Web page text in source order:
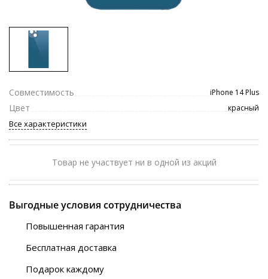
Совместимость iPhone 14 Plus
Цвет красный
Все характеристики
Товар не участвует ни в одной из акций
Выгодные условия сотрудничества
Повышенная гарантия
Бесплатная доставка
Автобусы (по ЮФО)
Подарок каждому